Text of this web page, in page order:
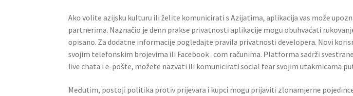
Ako volite azijsku kulturu ili želite komunicirati s Azijatima, aplikacija vas može
partnerima. Naznačio je denn prakse privatnosti aplikacije mogu obuhvaćati
opisano. Za dodatne informacije pogledajte pravila privatnosti developera. Novi
svojim telefonskim brojevima ili Facebook . com računima. Platforma sadrži
live chata i e-pošte, možete nazvati ili komunicirati social fear svojim utakmicama
Međutim, postoji politika protiv prijevara i kupci mogu prijaviti zlonamjerne